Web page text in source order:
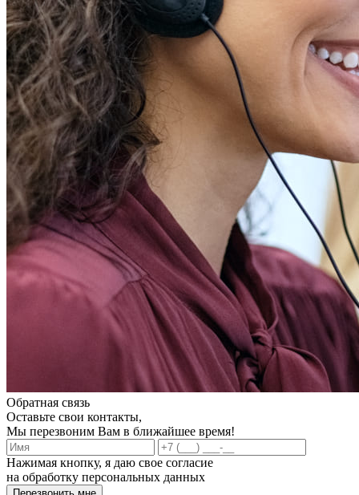
Обратная связь
Оставьте свои контакты,
Мы перезвоним Вам в ближайшее время!
Нажимая кнопку, я даю свое согласие
на обработку персональных данных